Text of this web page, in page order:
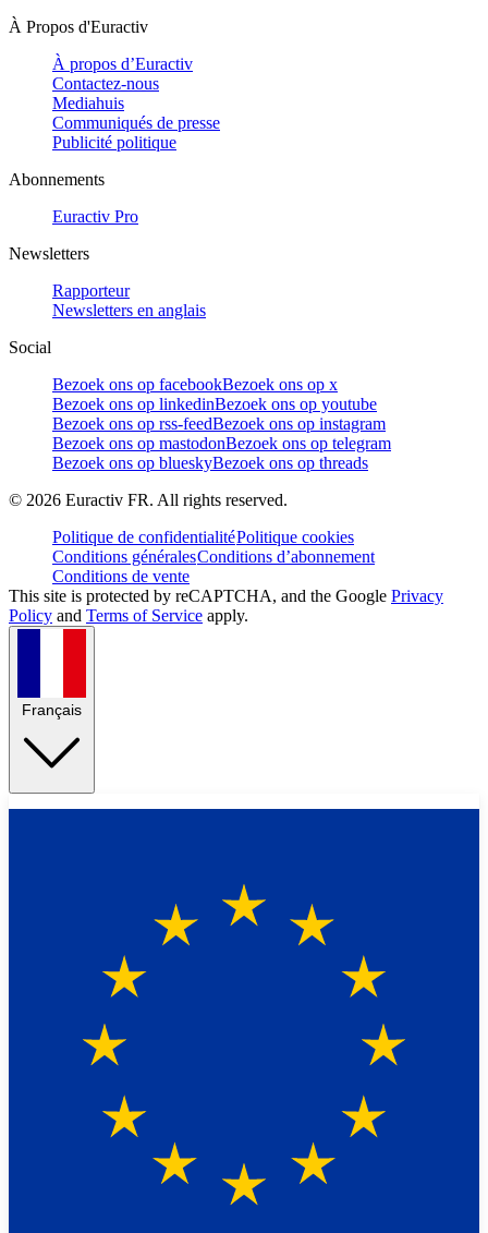
À Propos d'Euractiv
À propos d’Euractiv
Contactez-nous
Mediahuis
Communiqués de presse
Publicité politique
Abonnements
Euractiv Pro
Newsletters
Rapporteur
Newsletters en anglais
Social
Bezoek ons op facebookBezoek ons op x
Bezoek ons op linkedinBezoek ons op youtube
Bezoek ons op rss-feedBezoek ons op instagram
Bezoek ons op mastodonBezoek ons op telegram
Bezoek ons op blueskyBezoek ons op threads
© 2026 Euractiv FR. All rights reserved.
Politique de confidentialitéPolitique cookies
Conditions généralesConditions d’abonnement
Conditions de vente
This site is protected by reCAPTCHA, and the Google Privacy
Policy and Terms of Service apply.
Français